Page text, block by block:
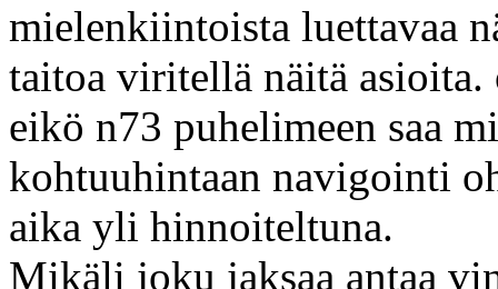
mielenkiintoista luettavaa
taitoa viritellä näitä asioita.
eikö n73 puhelimeen saa
kohtuuhintaan navigointi
aika yli hinnoiteltuna.
Mikäli joku jaksaa antaa